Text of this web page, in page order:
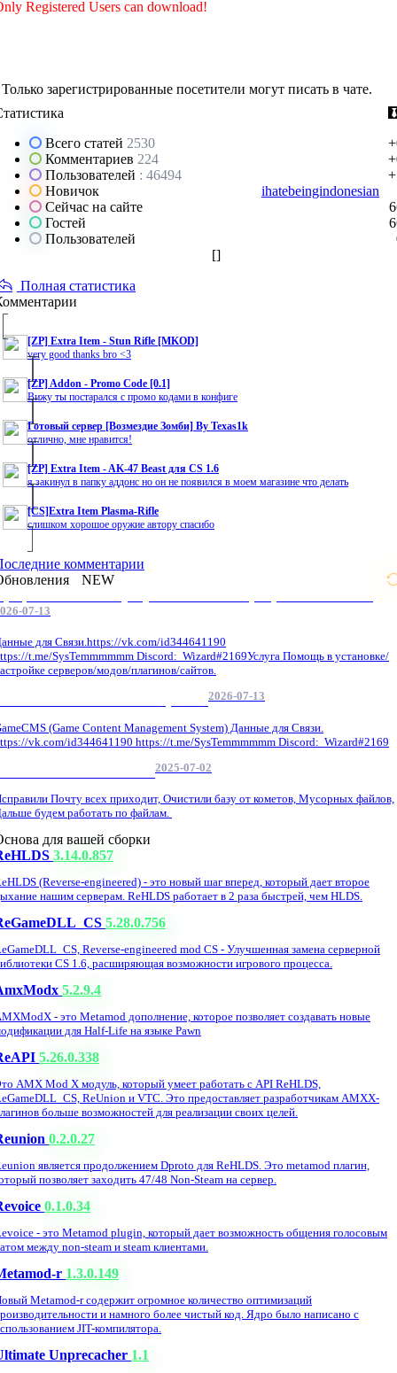
Registered Users can download!
Только зарегистрированные посетители могут писать в чате.
Всего статей 2530
Комментариев 224
Пользователей : 46494
Новичок
ihatebeingindonesian
Сейчас на сайте
Гостей
Пользователей
[]
Полная статистика
[ZP] Extra Item - Stun Rifle [MKOD]
very good thanks bro <3
[ZP] Addon - Promo Code [0.1]
Вижу ты постарался с промо кодами в конфиге
Готовый сервер [Возмездие Зомби] By Texas1k
отлично, мне нравится!
[ZP] Extra Item - AK-47 Beast для CS 1.6
я закинул в папку аддонс но он не появился в моем магазине что делать
[CS]Extra Item Plasma-Rifle
слишком хорошое оружие автору спасибо
комментарии
NEW
07-13
для Связи.https://vk.com/id344641190
t.me/SysTemmmmmm Discord: Wizard#2169Услуга Помощь в установке/
серверов/модов/плагинов/сайтов.
2026-07-13
(Game Content Management System) Данные для Связи.
vk.com/id344641190 https://t.me/SysTemmmmmm Discord: Wizard#2169
2025-07-02
Почту всех приходит, Очистили базу от кометов, Мусорных файлов,
будем работать по файлам.
для вашей сборки
3.14.0.857
(Reverse-engineered) - это новый шаг вперед, который дает второе
нашим серверам. ReHLDS работает в 2 раза быстрей, чем HLDS.
5.28.0.756
Reverse-engineered mod CS - Улучшенная замена серверной
CS 1.6, расширяющая возможности игрового процесса.
5.2.9.4
- это Metamod дополнение, которое позволяет создавать новые
для Half-Life на языке Pawn
5.26.0.338
AMX Mod X модуль, который умеет работать с API ReHLDS,
ReUnion и VTC. Это предоставляет разработчикам AMXX-
больше возможностей для реализации своих целей.
0.2.0.27
является продолжением Dproto для ReHLDS. Это metamod плагин,
позволяет заходить 47/48 Non-Steam на сервер.
0.1.0.34
- это Metamod plugin, который дает возможность общения голосовым
между non-steam и steam клиентами.
r 1.3.0.149
Metamod-r содержит огромное количество оптимизаций
и намного более чистый код. Ядро было написано с
JIT-компилятора.
Unprecacher 1.1